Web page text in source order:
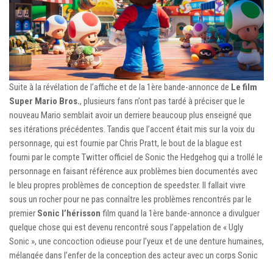
Suite à la révélation de l’affiche et de la 1ère bande-annonce de Le film
Super Mario Bros., plusieurs fans n’ont pas tardé à préciser que le
nouveau Mario semblait avoir un derriere beaucoup plus enseigné que
ses itérations précédentes. Tandis que l’accent était mis sur la voix du
personnage, qui est fournie par Chris Pratt, le bout de la blague est
fourni par le compte Twitter officiel de Sonic the Hedgehog qui a trollé le
personnage en faisant référence aux problèmes bien documentés avec
le bleu propres problèmes de conception de speedster. Il fallait vivre
sous un rocher pour ne pas connaître les problèmes rencontrés par le
premier Sonic l’hérisson film quand la 1ère bande-annonce a divulguer
quelque chose qui est devenu rencontré sous l’appelation de « Ugly
Sonic », une concoction odieuse pour l’yeux et de une denture humaines,
mélangée dans l’enfer de la conception des acteur avec un corps Sonic